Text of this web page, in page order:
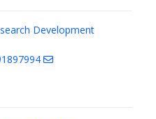
Development